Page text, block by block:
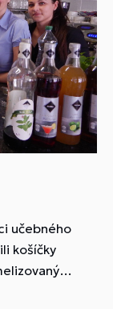
učebného
košíčky